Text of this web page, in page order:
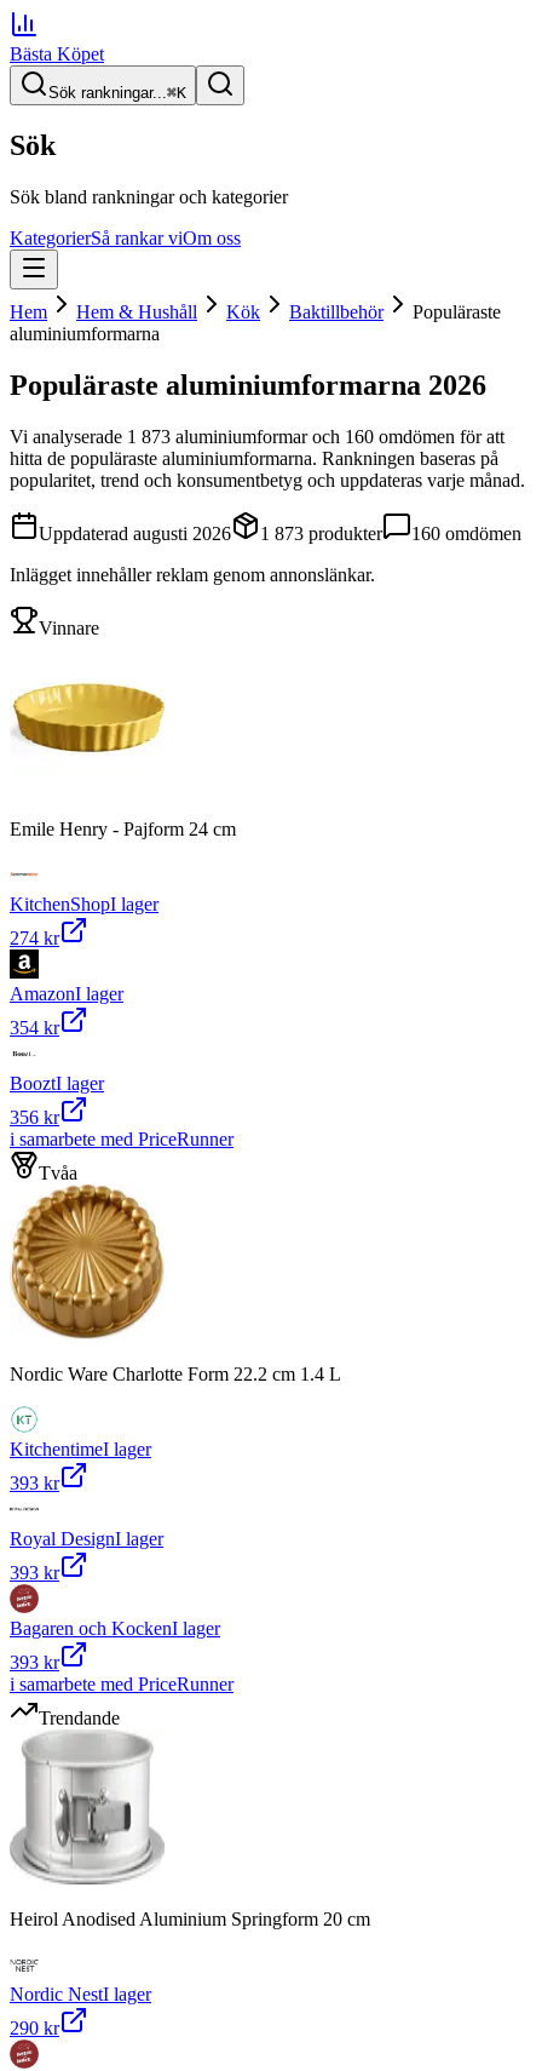
Bästa Köpet
Sök rankningar...⌘K
Sök
Sök bland rankningar och kategorier
KategorierSå rankar viOm oss
Hem Hem & Hushåll Kök Baktillbehör
Populäraste
aluminiumformarna
Populäraste aluminiumformarna 2026
Vi analyserade 1 873 aluminiumformaroch 160 omdömen för att
hitta de populäraste aluminiumformarna. Rankningen baseras på
popularitet, trend och konsumentbetyg och uppdateras varje månad.
Uppdaterad augusti 2026 1 873 produkter 160 omdömen
Inlägget innehåller reklam genom annonslänkar.
Vinnare
Emile Henry - Pajform 24 cm
KitchenShopI lager
274 kr
AmazonI lager
354 kr
BooztI lager
356 kr
i samarbete med PriceRunner
Tvåa
Nordic Ware Charlotte Form 22.2 cm 1.4 L
KitchentimeI lager
393 kr
Royal DesignI lager
393 kr
Bagaren och KockenI lager
393 kr
i samarbete med PriceRunner
Trendande
Heirol Anodised Aluminium Springform 20 cm
Nordic NestI lager
290 kr